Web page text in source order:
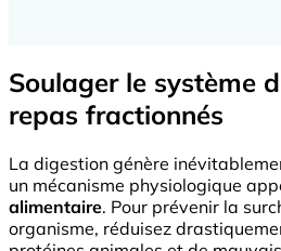
Soulager le système
repas fractionnés
La digestion génère
un mécanisme physiologique
alimentaire. Pour prévenir la
organisme, réduisez